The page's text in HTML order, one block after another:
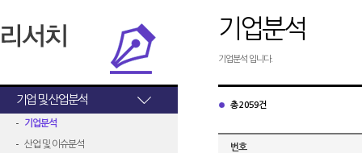
기업 및 산업분석
기업분석
산업 및 이슈분석
기업분석
기업분석 입니다.
총 2059건
번호